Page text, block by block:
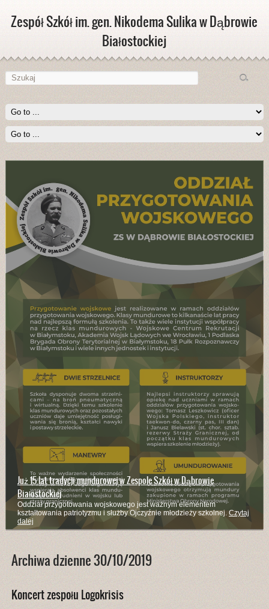
Zespół Szkół im. gen. Nikodema Sulika w Dąbrowie
Białostockiej
Już 15 lat tradycji mundurowej w Zespole Szkół w Dąbrowie
Białostockiej
Oddział przygotowania wojskowego jest ważnym elementem
kształtowania patriotyzmu i służby Ojczyźnie młodzieży szkolnej. Czytaj
dalej
Archiwa dzienne 30/10/2019
Koncert zespołu Logokrisis